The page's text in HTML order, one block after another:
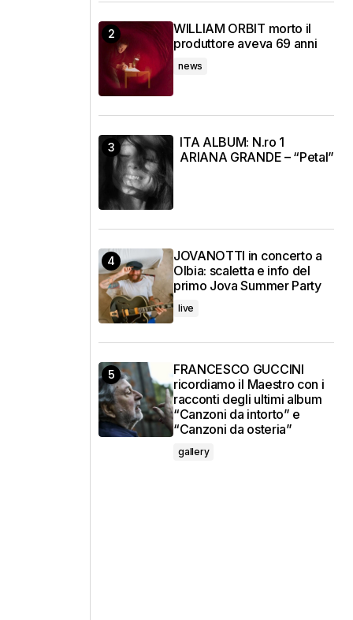
WILLIAM ORBIT morto il
produttore aveva 69 anni
news
ITA ALBUM: N.ro 1
ARIANA GRANDE – “Petal”
JOVANOTTI in concerto a
Olbia: scaletta e info del
primo Jova Summer Party
live
FRANCESCO GUCCINI
ricordiamo il Maestro con i
racconti degli ultimi album
“Canzoni da intorto” e
“Canzoni da osteria”
gallery